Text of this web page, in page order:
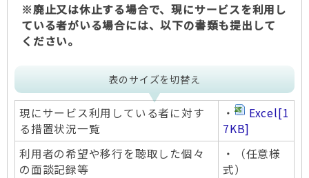
※廃止又は休止する場合で、現にサービスを利用し
ている者がいる場合には、以下の書類も提出して
ください。
表のサイズを切替え
現にサービス利用している者に対す
る措置状況一覧
・ Excel[1
7KB]
利用者の希望や移行を聴取した個々
の面談記録等
・（任意様
式）